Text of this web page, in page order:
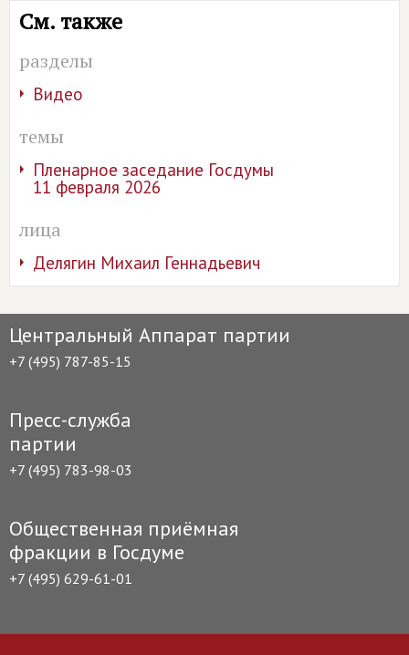
См. также
разделы
Видео
темы
Пленарное заседание Госдумы
11 февраля 2026
лица
Делягин Михаил Геннадьевич
Центральный Аппарат партии
+7 (495) 787-85-15
Пресс-служба
партии
+7 (495) 783-98-03
Общественная приёмная
фракции в Госдуме
+7 (495) 629-61-01